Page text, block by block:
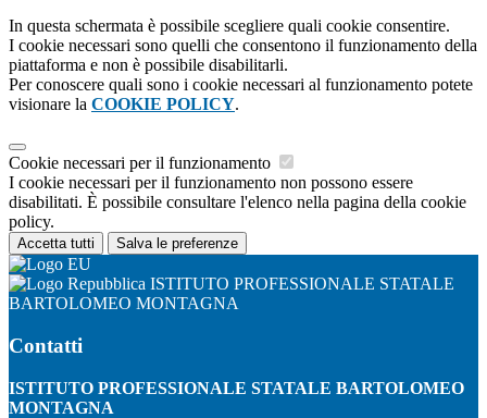
In questa schermata è possibile scegliere quali cookie consentire.
I cookie necessari sono quelli che consentono il funzionamento della
piattaforma e non è possibile disabilitarli.
Per conoscere quali sono i cookie necessari al funzionamento potete
visionare la COOKIE POLICY.
Cookie necessari per il funzionamento
I cookie necessari per il funzionamento non possono essere
disabilitati. È possibile consultare l'elenco nella pagina della cookie
policy.
Accetta tutti Salva le preferenze
ISTITUTO PROFESSIONALE STATALE
BARTOLOMEO MONTAGNA
Contatti
ISTITUTO PROFESSIONALE STATALE BARTOLOMEO
MONTAGNA